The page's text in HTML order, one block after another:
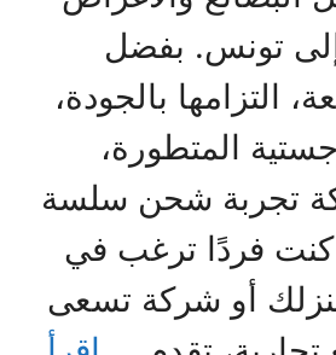
تونس. بفضل
التزامها بالجودة،
المتطورة،
تجربة شحن سلسة
كنت فردًا ترغب في
أو شركة تسعى